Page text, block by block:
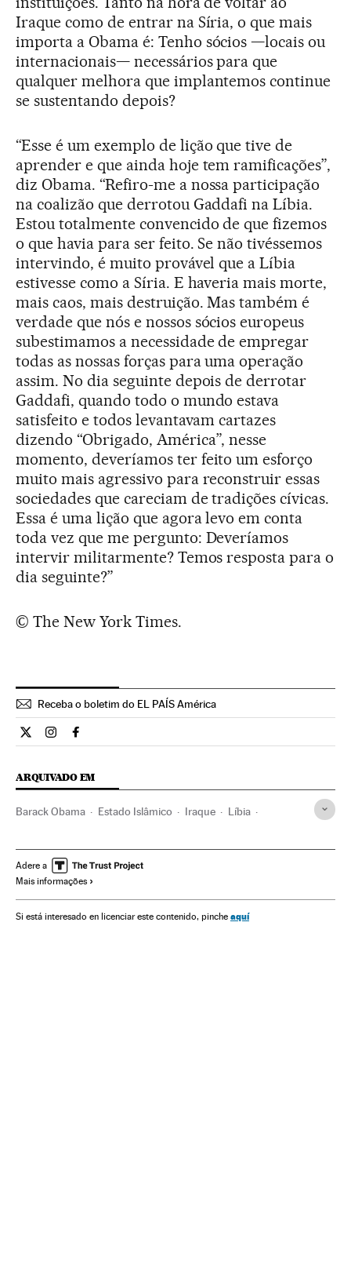
Iraque como de entrar na Síria, o que mais
importa a Obama é: Tenho sócios —locais ou
internacionais— necessários para que
qualquer melhora que implantemos continue
se sustentando depois?
“Esse é um exemplo de lição que tive de
aprender e que ainda hoje tem ramificações”,
diz Obama. “Refiro-me a nossa participação
na coalizão que derrotou Gaddafi na Líbia.
Estou totalmente convencido de que fizemos
o que havia para ser feito. Se não tivéssemos
intervindo, é muito provável que a Líbia
estivesse como a Síria. E haveria mais morte,
mais caos, mais destruição. Mas também é
verdade que nós e nossos sócios europeus
subestimamos a necessidade de empregar
todas as nossas forças para uma operação
assim. No dia seguinte depois de derrotar
Gaddafi, quando todo o mundo estava
satisfeito e todos levantavam cartazes
dizendo “Obrigado, América”, nesse
momento, deveríamos ter feito um esforço
muito mais agressivo para reconstruir essas
sociedades que careciam de tradições cívicas.
Essa é uma lição que agora levo em conta
toda vez que me pergunto: Deveríamos
intervir militarmente? Temos resposta para o
dia seguinte?”
© The New York Times.
Receba o boletim do EL PAÍS América
Internacional El País Brasil en Twitter
Internacional El País Brasil en Instagram
Internacional El País Brasil en Facebook
ARQUIVADO EM
Barack Obama Estado Islâmico Iraque Líbia
América do Norte Ásia
Guerra América
Oriente médio
Adere a
Mais informações
Si está interesado en licenciar este contenido, pinche aquí